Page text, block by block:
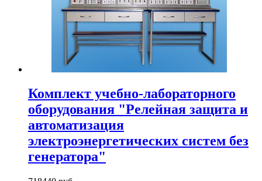
Комплект учебно-лабораторного
оборудования "Релейная защита и
автоматизация
электроэнергетических систем без
генератора"